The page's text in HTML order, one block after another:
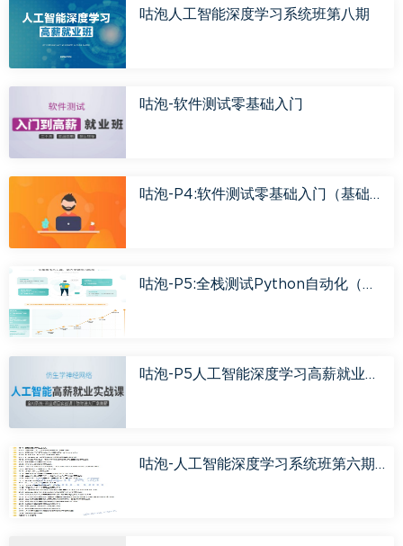
咕泡人工智能深度学习系统班第八期
咕泡-软件测试零基础入门
咕泡-P4:软件测试零基础入门（基础班）【完结】价值3800元
咕泡-P5:全栈测试Python自动化（进阶班）【完结】价值7800元
咕泡-P5人工智能深度学习高薪就业班5期 2022年【完结/完整资料】价值16800元
咕泡-人工智能深度学习系统班第六期「完结无密」